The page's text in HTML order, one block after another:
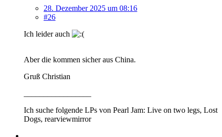
28. Dezember 2025 um 08:16
#26
Ich leider auch
Aber die kommen sicher aus China.
Gruß Christian
Ich suche folgende LPs von Pearl Jam: Live on two legs, Lost
Dogs, rearviewmirror